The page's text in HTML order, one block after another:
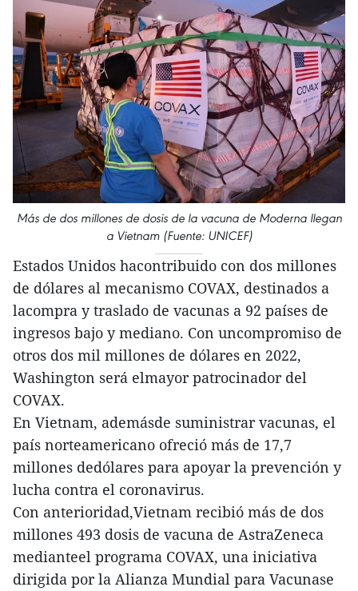
Más de dos millones de dosis de la vacuna de Moderna llegan
a Vietnam (Fuente: UNICEF)
Estados Unidos hacontribuido con dos millones
de dólares al mecanismo COVAX, destinados a
lacompra y traslado de vacunas a 92 países de
ingresos bajo y mediano. Con uncompromiso de
otros dos mil millones de dólares en 2022,
Washington será elmayor patrocinador del
COVAX.
En Vietnam, ademásde suministrar vacunas, el
país norteamericano ofreció más de 17,7
millones dedólares para apoyar la prevención y
lucha contra el coronavirus.
Con anterioridad,Vietnam recibió más de dos
millones 493 dosis de vacuna de AstraZeneca
medianteel programa COVAX, una iniciativa
dirigida por la Alianza Mundial para Vacunase